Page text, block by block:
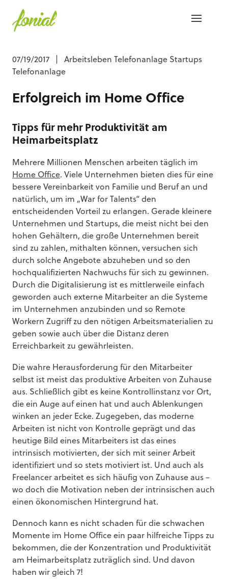
07/19/2017
Arbeitsleben Telefonanlage Startups
Telefonanlage
Erfolgreich im Home Office
Tipps für mehr Produktivität am
Heimarbeitsplatz
Mehrere Millionen Menschen arbeiten täglich im
Home Office. Viele Unternehmen bieten dies für eine
bessere Vereinbarkeit von Familie und Beruf an und
natürlich, um im „War for Talents“ den
entscheidenden Vorteil zu erlangen. Gerade kleinere
Unternehmen und Startups, die meist nicht bei den
hohen Gehältern, die große Unternehmen bereit
sind zu zahlen, mithalten können, versuchen sich
durch solche Angebote abzuheben und so den
hochqualifizierten Nachwuchs für sich zu gewinnen.
Durch die Digitalisierung ist es mittlerweile einfach
geworden auch externe Mitarbeiter an die Systeme
im Unternehmen anzubinden und so Remote
Workern Zugriff zu den nötigen Arbeitsmaterialien zu
geben sowie auch über die Distanz deren
Erreichbarkeit zu gewährleisten.
Die wahre Herausforderung für den Mitarbeiter
selbst ist meist das produktive Arbeiten von Zuhause
aus. Schließlich gibt es keine Kontrollinstanz vor Ort,
die ein Auge auf einen hat und auch Ablenkungen
winken an jeder Ecke. Zugegeben, das moderne
Arbeiten ist nicht von Kontrolle geprägt und das
heutige Bild eines Mitarbeiters ist das eines
intrinsisch motivierten, der sich mit seiner Arbeit
identifiziert und so stets motiviert ist. Und auch als
Freelancer arbeitet es sich häufig von Zuhause aus –
wo doch die Motivation neben der intrinsischen auch
einen ökonomischen Hintergrund hat.
Dennoch kann es nicht schaden für die schwachen
Momente im Home Office ein paar hilfreiche Tipps zu
bekommen, die der Konzentration und Produktivität
am Heimarbeitsplatz zuträglich sind. Und davon
haben wir gleich 7!